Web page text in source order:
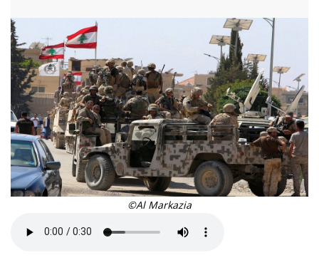
©Al Markazia